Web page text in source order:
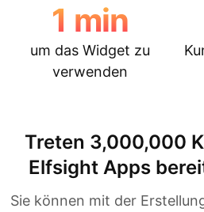
1 min
um das Widget zu
verwenden
Treten 3,000,000
Elfsight Apps
Sie können mit der